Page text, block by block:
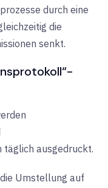
durch eine
die
senkt.
ausgedruckt.
Umstellung auf